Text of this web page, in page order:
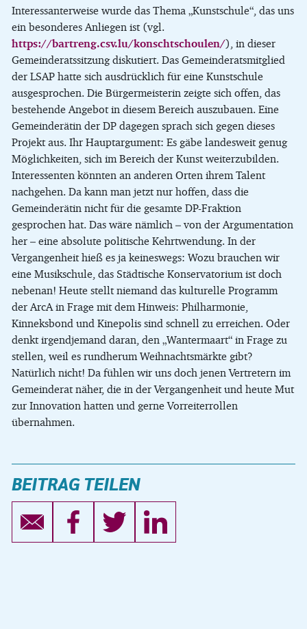
Interessanterweise wurde das Thema „Kunstschule“, das uns
ein besonderes Anliegen ist (vgl.
https://bartreng.csv.lu/konschtschoulen/), in dieser
Gemeinderatssitzung diskutiert. Das Gemeinderatsmitglied
der LSAP hatte sich ausdrücklich für eine Kunstschule
ausgesprochen. Die Bürgermeisterin zeigte sich offen, das
bestehende Angebot in diesem Bereich auszubauen. Eine
Gemeinderätin der DP dagegen sprach sich gegen dieses
Projekt aus. Ihr Hauptargument: Es gäbe landesweit genug
Möglichkeiten, sich im Bereich der Kunst weiterzubilden.
Interessenten könnten an anderen Orten ihrem Talent
nachgehen. Da kann man jetzt nur hoffen, dass die
Gemeinderätin nicht für die gesamte DP-Fraktion
gesprochen hat. Das wäre nämlich – von der Argumentation
her – eine absolute politische Kehrtwendung. In der
Vergangenheit hieß es ja keineswegs: Wozu brauchen wir
eine Musikschule, das Städtische Konservatorium ist doch
nebenan! Heute stellt niemand das kulturelle Programm
der ArcA in Frage mit dem Hinweis: Philharmonie,
Kinneksbond und Kinepolis sind schnell zu erreichen. Oder
denkt irgendjemand daran, den „Wantermaart“ in Frage zu
stellen, weil es rundherum Weihnachtsmärkte gibt?
Natürlich nicht! Da fühlen wir uns doch jenen Vertretern im
Gemeinderat näher, die in der Vergangenheit und heute Mut
zur Innovation hatten und gerne Vorreiterrollen
übernahmen.
BEITRAG TEILEN